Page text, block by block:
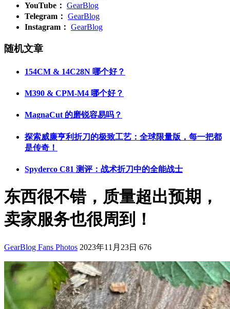
YouTube： GearBlog
Telegram： GearBlog
Instagram： GearBlog
随机文章
154CM & 14C28N 哪个好？
M390 & CPM-M4 哪个好？
MagnaCut 的磨锐容易吗？
探索威廉亨利折刀的极致工艺：全球限量版，每一把都
是传奇！
Spyderco C81 测评：战术折刀中的全能战士
东西很不错，质量超出预期，
卖家服务也很周到！
GearBlog Fans Photos 2023年11月23日 676